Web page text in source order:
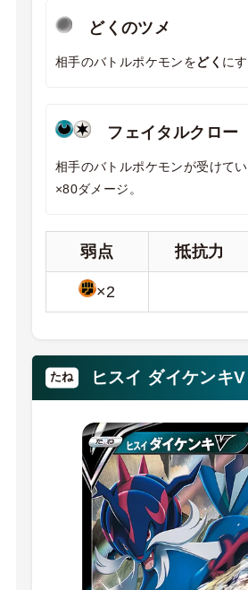
どくのツメ
相手のバトルポケモンをどく にす
フェイタルクロ
相手のバトルポケモンが受けて
×80ダメージ。
弱点 抵抗力
×2
ヒスイ ダイケンキV